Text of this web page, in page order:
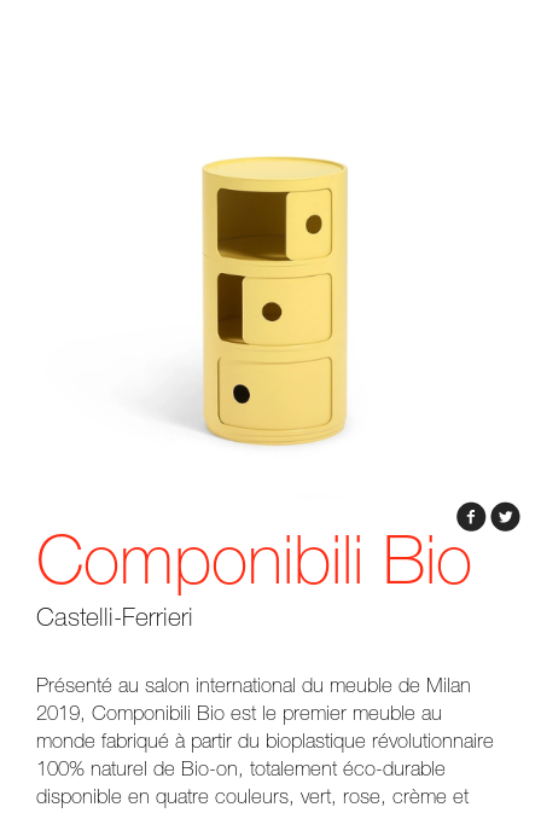
Componibili Bio
Castelli-Ferrieri
Présenté au salon international du meuble de Milan
2019, Componibili Bio est le premier meuble au
monde fabriqué à partir du bioplastique révolutionnaire
100% naturel de Bio-on, totalement éco-durable
disponible en quatre couleurs, vert, rose, crème et